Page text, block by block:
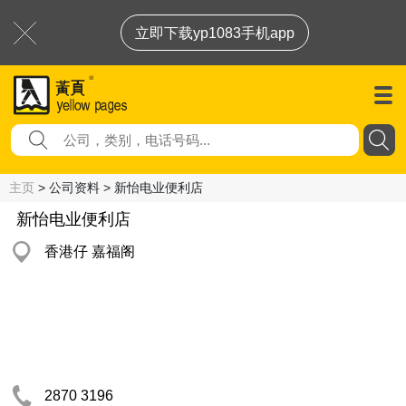
立即下载yp1083手机app
主页 > 公司资料 > 新怡电业便利店
新怡电业便利店
香港仔 嘉福阁
2870 3196